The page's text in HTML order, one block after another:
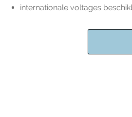
internationale voltages